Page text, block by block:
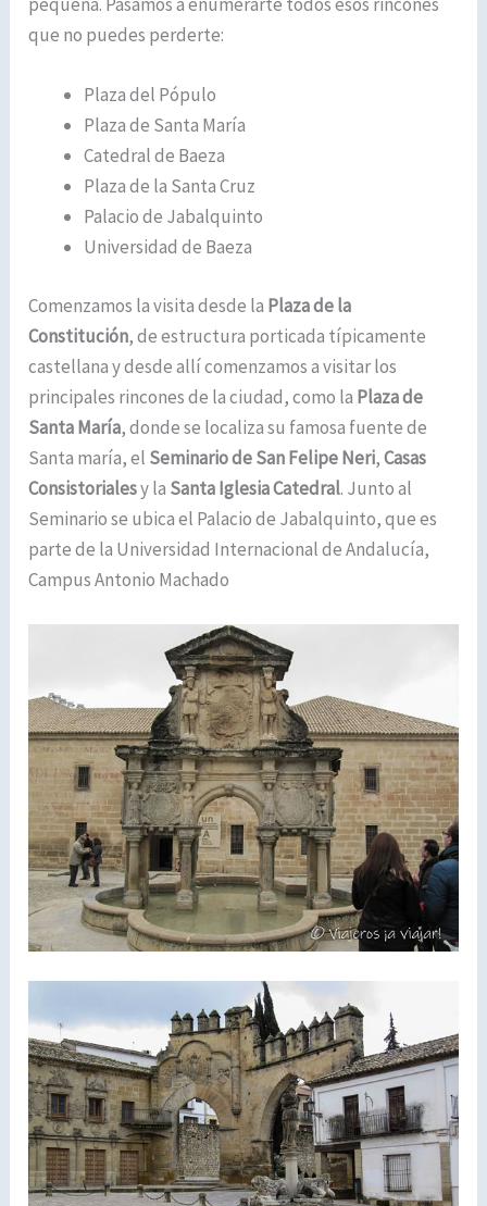
que no puedes perderte:
Plaza del Pópulo
Plaza de Santa María
Catedral de Baeza
Plaza de la Santa Cruz
Palacio de Jabalquinto
Universidad de Baeza
Comenzamos la visita desde la Plaza de la
Constitución, de estructura porticada típicamente
castellana y desde allí comenzamos a visitar los
principales rincones de la ciudad, como la Plaza de
Santa María, donde se localiza su famosa fuente de
Santa maría, el Seminario de San Felipe Neri,Casas
Consistorialesy la Santa Iglesia Catedral. Junto al
Seminario se ubica el Palacio de Jabalquinto, que es
parte de la Universidad Internacional de Andalucía,
Campus Antonio Machado